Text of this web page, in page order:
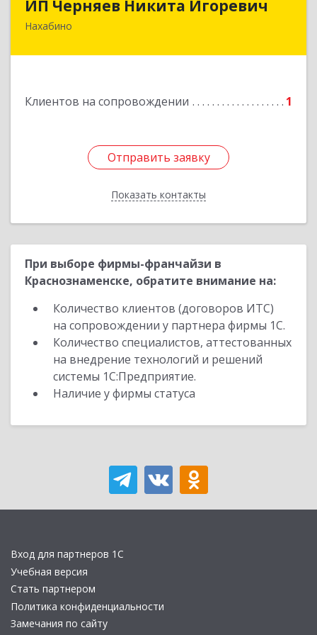
ИП Черняев Никита Игоревич
Нахабино
Клиентов на сопровождении 1
Отправить заявку
Показать контакты
143430, Московская обл, Красногорский р-н,
Подробнее
Отправить заявку
Назад
При выборе фирмы-франчайзи в
Краснознаменске, обратите внимание на:
Количество клиентов (договоров ИТС)
на сопровождении у партнера фирмы 1С.
Количество специалистов, аттестованных
на внедрение технологий и решений
системы 1С:Предприятие.
Наличие у фирмы статуса
Вход для партнеров 1С
Учебная версия
Стать партнером
Политика конфиденциальности
Замечания по сайту